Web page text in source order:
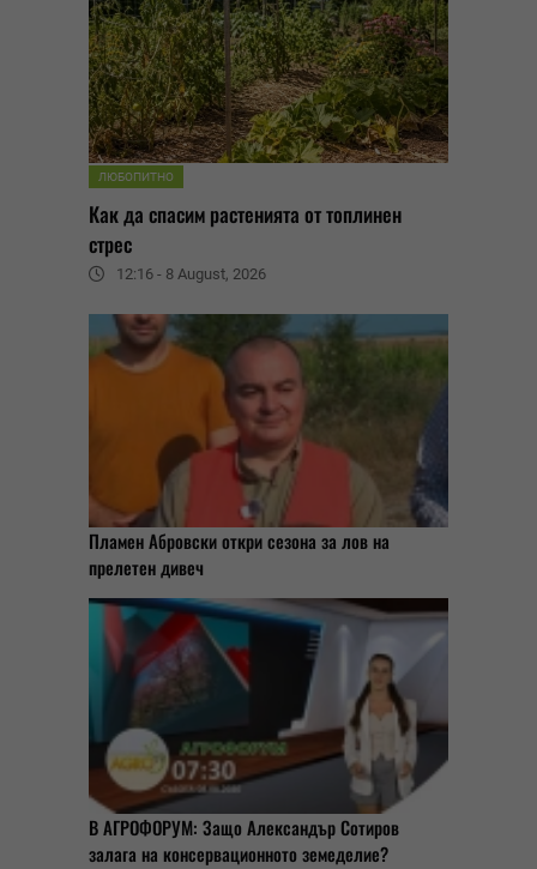
ЛЮБОПИТНО
Как да спасим растенията от топлинен
стрес
12:16 - 8 August, 2026
Пламен Абровски откри сезона за лов на
прелетен дивеч
В АГРОФОРУМ: Защо Александър Сотиров
залага на консервационното земеделие?